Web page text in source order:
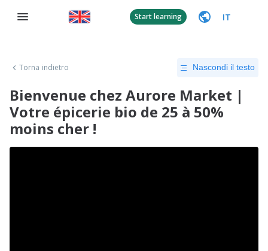
Start learning IT
Torna indietro Nascondi il testo
Bienvenue chez Aurore Market |
Votre épicerie bio de 25 à 50%
moins cher !